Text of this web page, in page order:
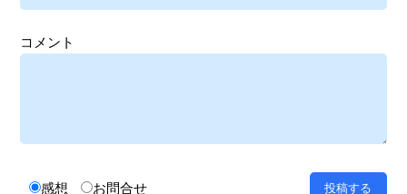
コメント
感想 お問合せ